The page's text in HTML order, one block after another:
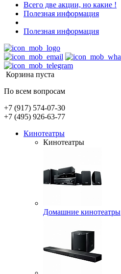
Всего две акции, но какие !
Полезная информация
Полезная информация
Корзина пуста
По всем вопросам
+7 (917) 574-07-30
+7 (495) 926-63-77
Кинотеатры
Кинотеатры
Домашние кинотеатры